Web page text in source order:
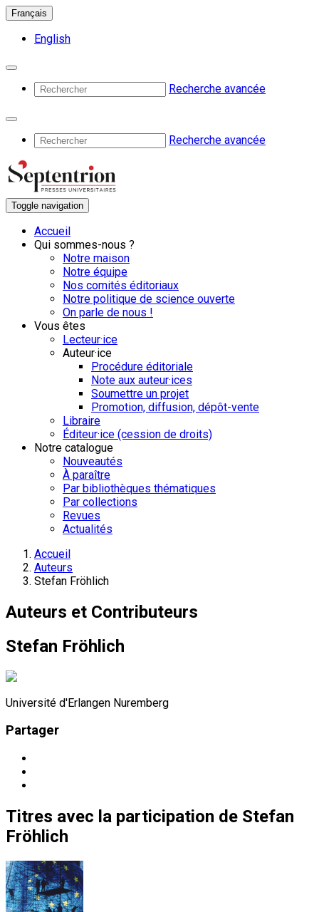
Français
English
Recherche avancée
Recherche avancée
Toggle navigation
Accueil
Qui sommes-nous ?
Notre maison
Notre équipe
Nos comités éditoriaux
Notre politique de science ouverte
On parle de nous !
Vous êtes
Lecteur·ice
Auteur·ice
Procédure éditoriale
Note aux auteur·ices
Soumettre un projet
Promotion, diffusion, dépôt-vente
Libraire
Éditeur·ice (cession de droits)
Notre catalogue
Nouveautés
À paraître
Par bibliothèques thématiques
Par collections
Revues
Actualités
Accueil
Auteurs
Stefan Fröhlich
Auteurs et Contributeurs
Stefan Fröhlich
Université d'Erlangen Nuremberg
Partager
Titres avec la participation de Stefan
Fröhlich